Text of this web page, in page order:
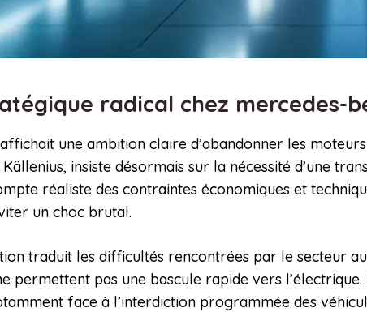
radical chez mercedes-
une ambition claire d’abandonner les
insiste désormais sur la nécessité d’une
réaliste des contraintes économiques et
un choc brutal.
traduit les difficultés rencontrées par le secteur
permettent pas une bascule rapide vers
face à l’interdiction programmée des